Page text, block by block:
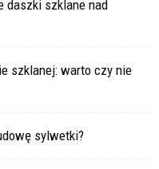
daszki szklane nad
szklanej: warto czy nie
sylwetki?